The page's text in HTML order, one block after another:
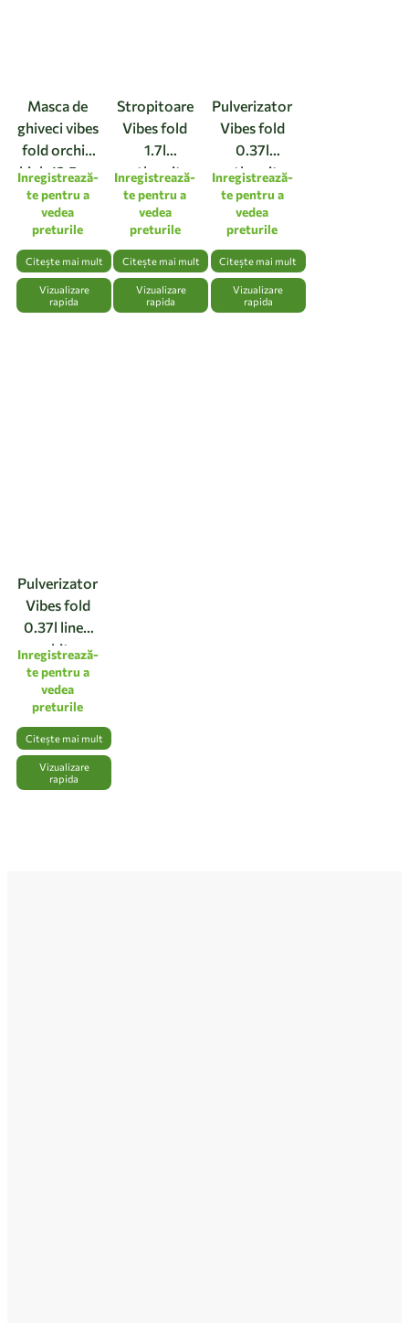
Masca de
ghiveci vibes
fold orchid
high 12,5cm
linen white
Inregistrează-
te pentru a
vedea
preturile
Citește mai mult
Vizualizare
rapida
Stropitoare
Vibes fold
1.7l
anthracite
Inregistrează-
te pentru a
vedea
preturile
Citește mai mult
Vizualizare
rapida
Pulverizator
Vibes fold
0.37l
anthracite
Inregistrează-
te pentru a
vedea
preturile
Citește mai mult
Vizualizare
rapida
Pulverizator
Vibes fold
0.37l linen
white
Inregistrează-
te pentru a
vedea
preturile
Citește mai mult
Vizualizare
rapida